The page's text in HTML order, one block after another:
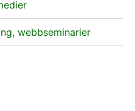
webbseminarier